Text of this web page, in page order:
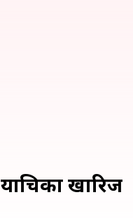
खारिज